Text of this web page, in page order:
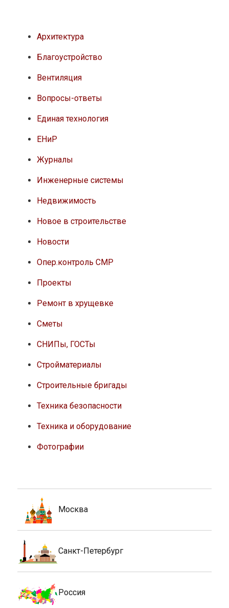
Архитектура
Благоустройство
Вентиляция
Вопросы-ответы
Единая технология
ЕНиР
Журналы
Инженерные системы
Недвижимость
Новое в строительстве
Новости
Опер.контроль СМР
Проекты
Ремонт в хрущевке
Сметы
СНИПы, ГОСТы
Стройматериалы
Строительные бригады
Техника безопасности
Техника и оборудование
Фотографии
Москва
Санкт-Петербург
Россия